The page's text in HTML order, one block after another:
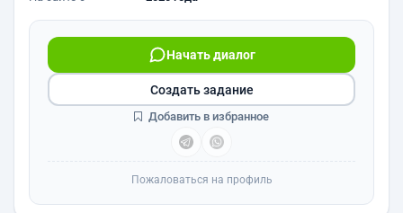
Начать диалог
Создать задание
Добавить в избранное
Пожаловаться на профиль